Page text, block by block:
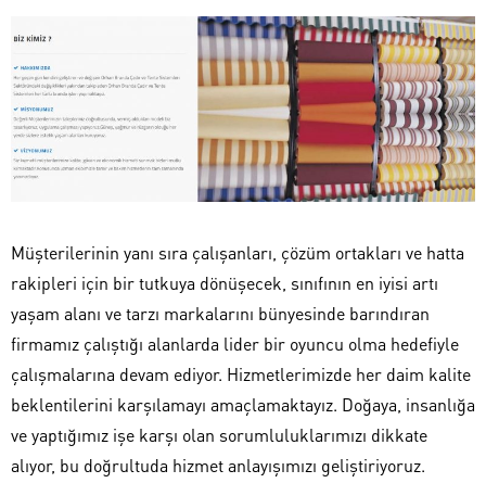
Müşterilerinin yanı sıra çalışanları, çözüm ortakları ve hatta
rakipleri için bir tutkuya dönüşecek, sınıfının en iyisi artı
yaşam alanı ve tarzı markalarını bünyesinde barındıran
firmamız çalıştığı alanlarda lider bir oyuncu olma hedefiyle
çalışmalarına devam ediyor. Hizmetlerimizde her daim kalite
beklentilerini karşılamayı amaçlamaktayız. Doğaya, insanlığa
ve yaptığımız işe karşı olan sorumluluklarımızı dikkate
alıyor, bu doğrultuda hizmet anlayışımızı geliştiriyoruz.